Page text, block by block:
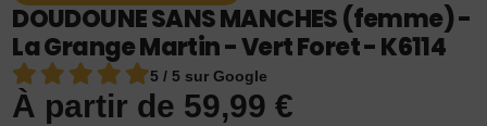
DOUDOUNE SANS MANCHES (femme) -
La Grange Martin - Vert Foret - K6114
5 / 5 sur Google
À partir de 59,99€